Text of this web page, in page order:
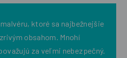
ktoré sa najbežnejšie
obsahom. Mnohí
za veľmi nebezpečný.